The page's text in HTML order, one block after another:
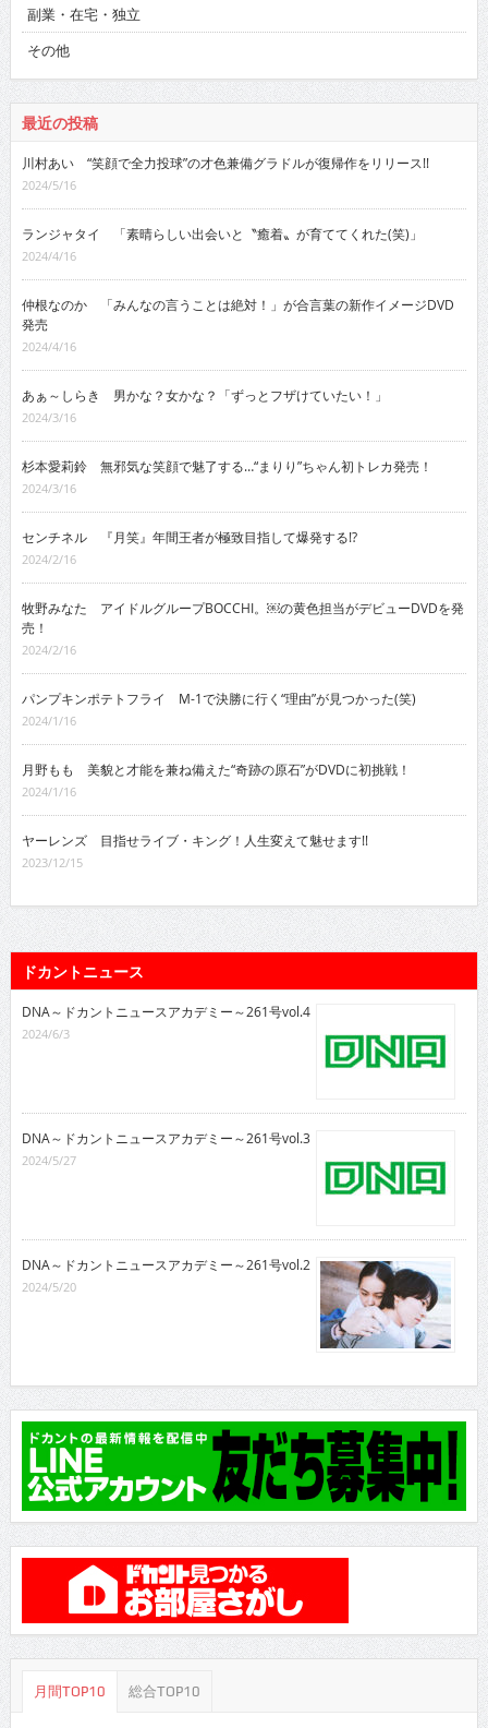
副業・在宅・独立
その他
最近の投稿
川村あい “笑顔で全力投球”の才色兼備グラドルが復帰作をリリース!!
2024/5/16
ランジャタイ 「素晴らしい出会いと〝癒着〟が育ててくれた(笑)」
2024/4/16
仲根なのか 「みんなの言うことは絶対！」が合言葉の新作イメージDVD
発売
2024/4/16
あぁ～しらき 男かな？女かな？「ずっとフザけていたい！」
2024/3/16
杉本愛莉鈴 無邪気な笑顔で魅了する…“まりり”ちゃん初トレカ発売！
2024/3/16
センチネル 『月笑』年間王者が極致目指して爆発する!?
2024/2/16
牧野みなた アイドルグループBOCCHI。￼の黄色担当がデビューDVDを発
売！
2024/2/16
パンプキンポテトフライ M-1で決勝に行く“理由”が見つかった(笑)
2024/1/16
月野もも 美貌と才能を兼ね備えた“奇跡の原石”がDVDに初挑戦！
2024/1/16
ヤーレンズ 目指せライブ・キング！人生変えて魅せます!!
2023/12/15
ドカントニュース
DNA～ドカントニュースアカデミー～261号vol.4
2024/6/3
DNA～ドカントニュースアカデミー～261号vol.3
2024/5/27
DNA～ドカントニュースアカデミー～261号vol.2
2024/5/20
月間TOP10 総合TOP10